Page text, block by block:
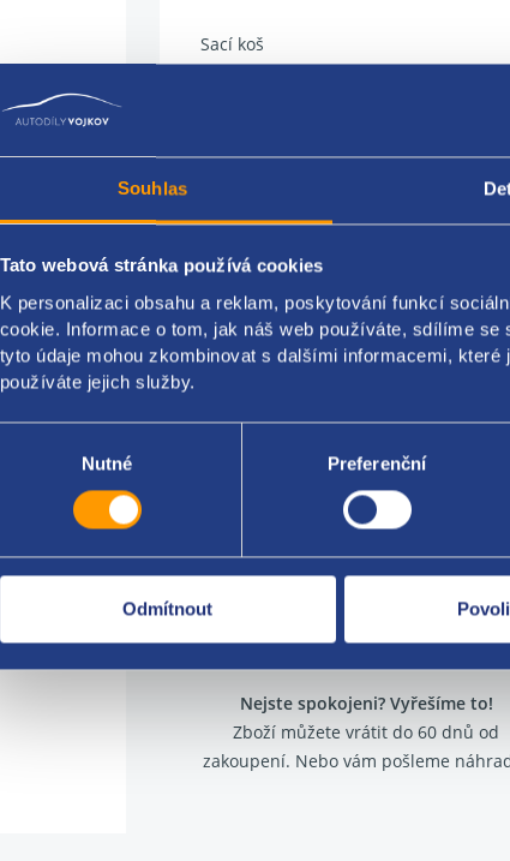
Souhlas
Tato webová stránka používá cookies
K personalizaci obsahu a reklam, poskytování funkcí
cookie. Informace o tom, jak náš web používáte, sdílíme
tyto údaje mohou zkombinovat s dalšími informacemi,
používáte jejich služby.
Nutné Preferenční
Odmítnout
Sací koš
Nejste spokojeni? Vyřešíme to!
Zboží můžete vrátit do 60 dnů od
zakoupení. Nebo vám pošleme